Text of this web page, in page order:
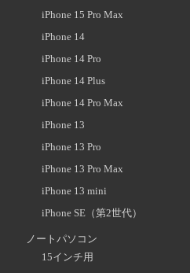
iPhone 15 Pro Max
iPhone 14
iPhone 14 Pro
iPhone 14 Plus
iPhone 14 Pro Max
iPhone 13
iPhone 13 Pro
iPhone 13 Pro Max
iPhone 13 mini
iPhone SE（第2世代）
ノートパソコン
15インチ用